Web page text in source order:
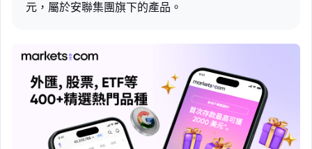
元，屬於安聯集團旗下的產品。